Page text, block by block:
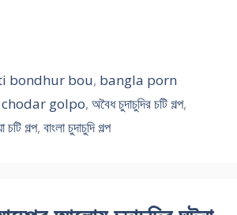
bondhur bou, bangla porn
golpo, অবৈধ চুদাচুদির চটি গল্প,
চটি গল্প, বাংলা চুদাচুদি গল্প